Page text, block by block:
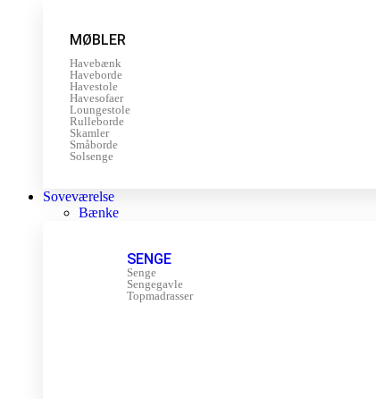
MØBLER
Havebænk
Haveborde
Havestole
Havesofaer
Loungestole
Rulleborde
Skamler
Småborde
Solsenge
Soveværelse
Bænke
SENGE
Senge
Sengegavle
Topmadrasser